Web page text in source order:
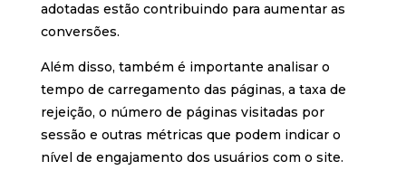
adotadas estão contribuindo para aumentar as
conversões.
Além disso, também é importante analisar o
tempo de carregamento das páginas, a taxa de
rejeição, o número de páginas visitadas por
sessão e outras métricas que podem indicar o
nível de engajamento dos usuários com o site.